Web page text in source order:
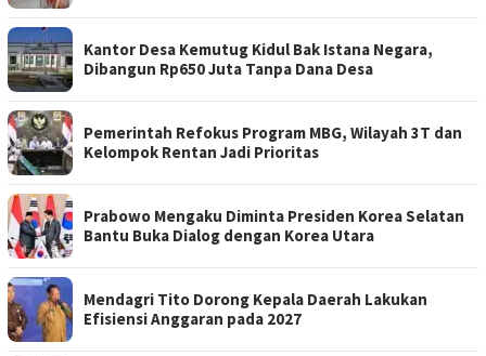
Kantor Desa Kemutug Kidul Bak Istana Negara,
Dibangun Rp650 Juta Tanpa Dana Desa
Pemerintah Refokus Program MBG, Wilayah 3T dan
Kelompok Rentan Jadi Prioritas
Prabowo Mengaku Diminta Presiden Korea Selatan
Bantu Buka Dialog dengan Korea Utara
Mendagri Tito Dorong Kepala Daerah Lakukan
Efisiensi Anggaran pada 2027